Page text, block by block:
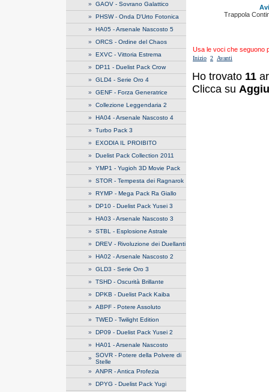
» GAOV - Sovrano Galattico
» PHSW - Onda D'Urto Fotonica
» HA05 - Arsenale Nascosto 5
» ORCS - Ordine del Chaos
» EXVC - Vittoria Estrema
» DP11 - Duelist Pack Crow
» GLD4 - Serie Oro 4
» GENF - Forza Generatrice
» Collezione Leggendaria 2
» HA04 - Arsenale Nascosto 4
» Turbo Pack 3
» EXODIA IL PROIBITO
» Duelist Pack Collection 2011
» YMP1 - Yugioh 3D Movie Pack
» STOR - Tempesta dei Ragnarok
» RYMP - Mega Pack Ra Giallo
» DP10 - Duelist Pack Yusei 3
» HA03 - Arsenale Nascosto 3
» STBL - Esplosione Astrale
» DREV - Rivoluzione dei Duellanti
» HA02 - Arsenale Nascosto 2
» GLD3 - Serie Oro 3
» TSHD - Oscurità Brillante
» DPKB - Duelist Pack Kaiba
» ABPF - Potere Assoluto
» TWED - Twilight Edition
» DP09 - Duelist Pack Yusei 2
» HA01 - Arsenale Nascosto
» SOVR - Potere della Polvere di
Stelle
» ANPR - Antica Profezia
» DPYG - Duelist Pack Yugi
Trappola
Usa le voci che seguono
Inizio 2 Avanti
Ho trovato 11
Clicca su